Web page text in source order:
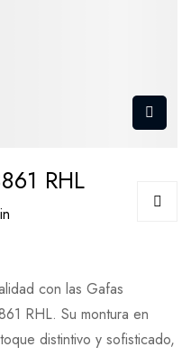
RHL
con las Gafas
RHL. Su montura en
distintivo y sofisticado,